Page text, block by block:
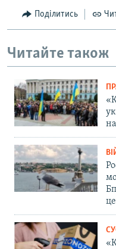
Поділитись
Читайте також